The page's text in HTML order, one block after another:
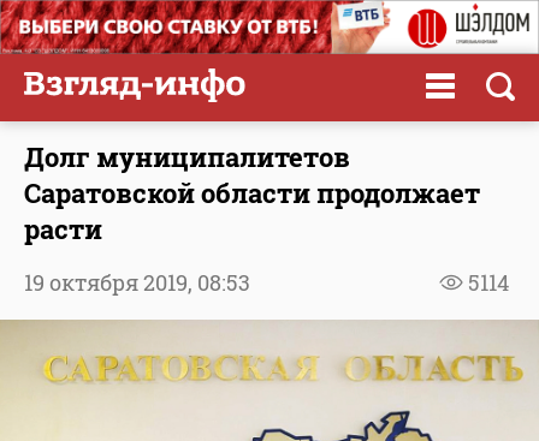
Долг муниципалитетов
Саратовской области продолжает
расти
5114
19 октября 2019, 08:53